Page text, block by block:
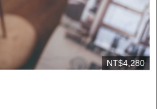
NT$4,280